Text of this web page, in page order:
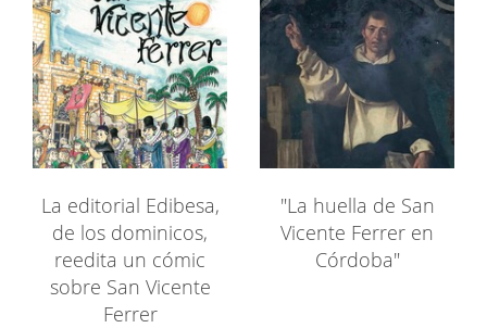
La editorial Edibesa,
de los dominicos,
reedita un cómic
sobre San Vicente
Ferrer
"La huella de San
Vicente Ferrer en
Córdoba"